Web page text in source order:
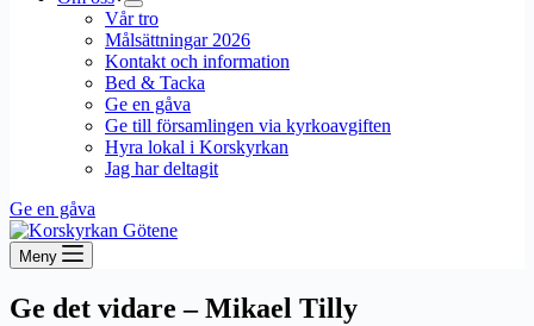
Vår tro
Målsättningar 2026
Kontakt och information
Bed & Tacka
Ge en gåva
Ge till församlingen via kyrkoavgiften
Hyra lokal i Korskyrkan
Jag har deltagit
Ge en gåva
Meny
Ge det vidare – Mikael Tilly